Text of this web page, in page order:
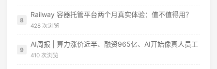
8
Railway 容器托管平台两个月真实体验：值不值得用？
428 次浏览
9
AI周报 | 算力涨价近半、融资965亿、AI开始像真人员工
410 次浏览